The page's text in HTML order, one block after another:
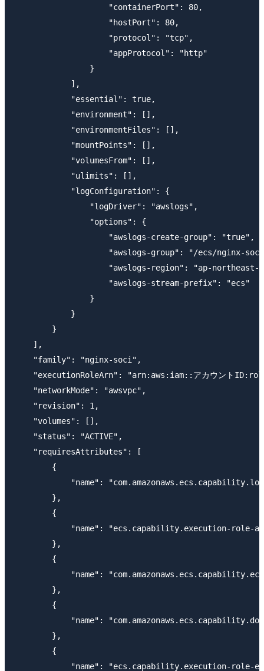
                    "containerPort": 80,
                    "hostPort": 80,
                    "protocol": "tcp",
                    "appProtocol": "http"
                }
            ],
            "essential": true,
            "environment": [],
            "environmentFiles": [],
            "mountPoints": [],
            "volumesFrom": [],
            "ulimits": [],
            "logConfiguration": {
                "logDriver": "awslogs",
                "options": {
                    "awslogs-create-group": "true",
"awslogs-group": "/ecs/nginx-
"awslogs-region": "ap-northeast-
                    "awslogs-stream-prefix": "ecs"
                }
            }
        }
    ],
    "family": "nginx-soci",
"executionRoleArn": "arn:aws:iam::アカウント
    "networkMode": "awsvpc",
    "revision": 1,
    "volumes": [],
    "status": "ACTIVE",
    "requiresAttributes": [
        {
"name":
        },
        {
"name": "ecs.capability.execution-role-
        },
        {
"name":
        },
        {
"name":
        },
        {
"name": "ecs.capability.execution-role-